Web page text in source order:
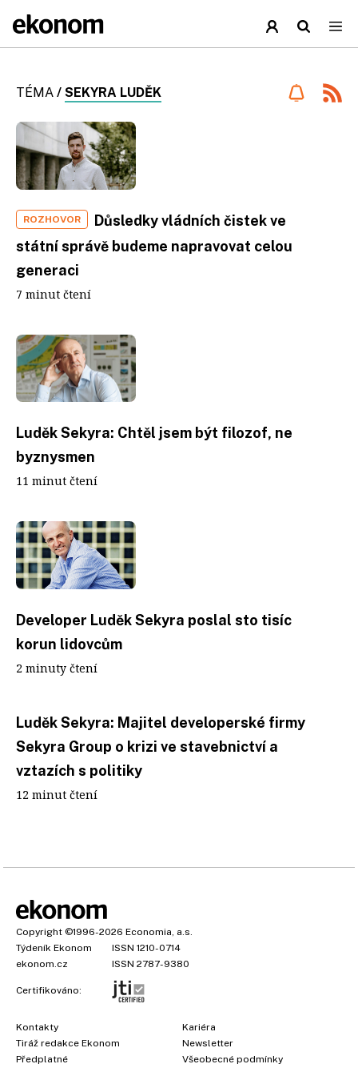
TÉMA / SEKYRA LUDĚK
ROZHOVOR
Důsledky vládních čistek ve
státní správě budeme napravovat celou
generaci
7 minut čtení
Luděk Sekyra: Chtěl jsem být filozof, ne
byznysmen
11 minut čtení
Developer Luděk Sekyra poslal sto tisíc
korun lidovcům
2 minuty čtení
Luděk Sekyra: Majitel developerské firmy
Sekyra Group o krizi ve stavebnictví a
vztazích s politiky
12 minut čtení
Copyright ©1996-2026 Economia, a.s.
Týdeník Ekonom
ISSN 1210-0714
ekonom.cz
ISSN 2787-9380
Certifikováno:
Kontakty
Tiráž redakce Ekonom
Předplatné
Kariéra
Newsletter
Všeobecné podmínky